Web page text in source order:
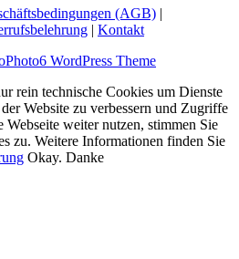
(AGB) |
| Kontakt
WordPress Theme
rein technische Cookies um Dienste
Website zu verbessern und Zugriffe
Webseite weiter nutzen, stimmen Sie
zu. Weitere Informationen finden Sie
Okay. Danke